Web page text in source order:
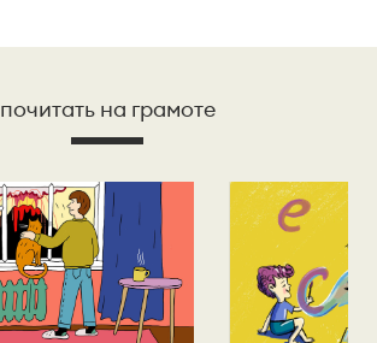
почитать на грамоте